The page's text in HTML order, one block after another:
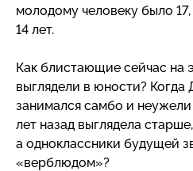
молодому человеку было
14 лет.
Как блистающие сейчас на
выглядели в юности?
занимался самбо и
лет назад выглядела
а одноклассники будущей
«верблюдом»?